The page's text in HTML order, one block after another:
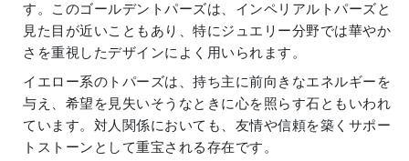
す。このゴールデントパーズは、インペリアルトパーズと
見た目が近いこともあり、特にジュエリー分野では華やか
さを重視したデザインによく用いられます。
イエロー系のトパーズは、持ち主に前向きなエネルギーを
与え、希望を見失いそうなときに心を照らす石ともいわれ
ています。対人関係においても、友情や信頼を築くサポー
トストーンとして重宝される存在です。